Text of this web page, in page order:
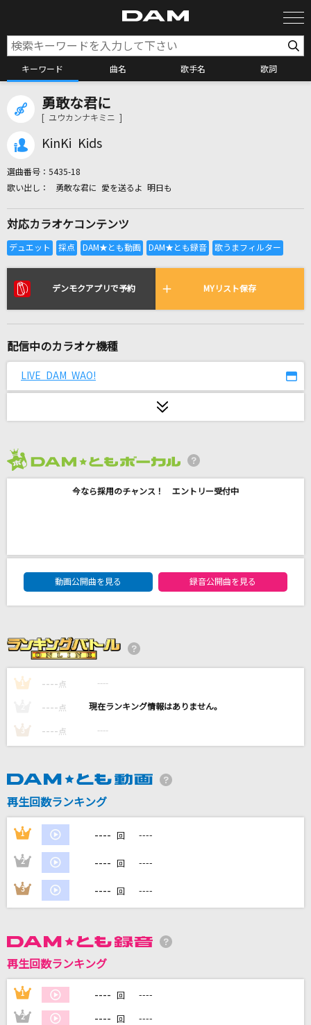
キーワード 曲名 歌手名 歌詞
全国りれき
リアルタイムで歌われている曲の一覧
AMPTAKxレインボーロード中77%
ENGAGE
[生音]ドラえもん
ワルキューレ
Bonnie Butterfly
あいつら全員同窓会
164 feat.GUMI
カラオケ最新情報をチェック！
勇敢な君に
[ ユウカンナキミニ ]
KinKi Kids
選曲番号： 5435-18
勇敢な君に 愛を送るよ 明日も
対応カラオケコンテンツ
デンモクアプリで予約 MYリスト保存
配信中のカラオケ機種
LIVE DAM WAO!
今なら採用のチャンス！ エントリー受付中
DAM★ともボーカルエントリーランキング
動画公開曲を見る
録音公開曲を見る
1 ---- 点 ----
---- 点 ----
3 ---- 点 ----
再生回数ランキング
1 ---- 回 ----
2 ---- 回 ----
3 ---- 回 ----
再生回数ランキング
1 ---- 回 ----
2 ---- 回 ----